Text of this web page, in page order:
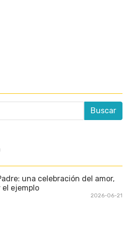
una celebración del amor,
el ejemplo
2026-06-21